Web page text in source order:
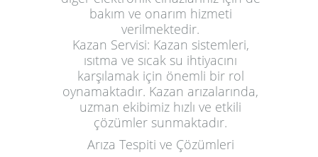
bakım ve onarım hizmeti
verilmektedir.
Kazan Servisi: Kazan sistemleri,
ısıtma ve sıcak su ihtiyacını
karşılamak için önemli bir rol
oynamaktadır. Kazan arızalarında,
uzman ekibimiz hızlı ve etkili
çözümler sunmaktadır.
Arıza Tespiti ve Çözümleri